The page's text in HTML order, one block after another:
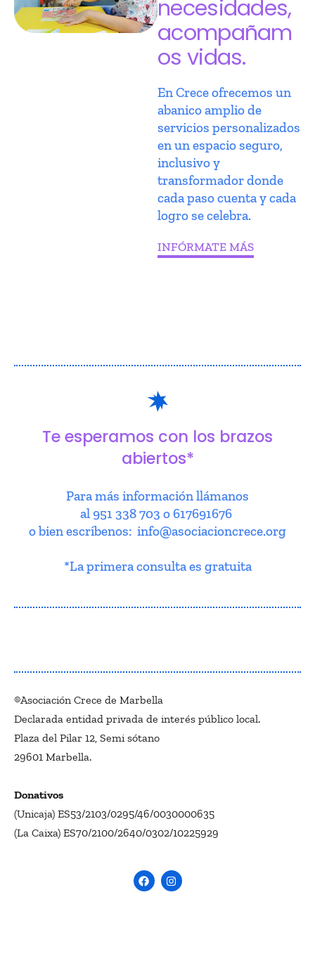
necesidades,
acompañam
os vidas.
En Crece ofrecemos un
abanico amplio de
servicios personalizados
en un espacio seguro,
inclusivo y
transformador donde
cada paso cuenta y cada
logro se celebra.
INFÓRMATE MÁS
Te esperamos con los brazos
abiertos*
Para más información llámanos
al 951 338 703 o 617691676
o bien escríbenos: info@asociacioncrece.org
*La primera consulta es gratuita
®Asociación Crece de Marbella
Declarada entidad privada de interés público local.
Plaza del Pilar 12, Semi sótano
29601 Marbella.
Donativos
(Unicaja) ES53/2103/0295/46/0030000635
(La Caixa) ES70/2100/2640/0302/10225929